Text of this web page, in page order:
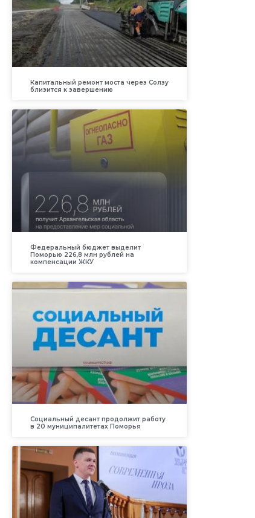
Капитальный ремонт моста через Солзу
близится к завершению
Федеральный бюджет выделит
Поморью 226,8 млн рублей на
компенсации ЖКУ
Социальный десант продолжит работу
в 20 муниципалитетах Поморья